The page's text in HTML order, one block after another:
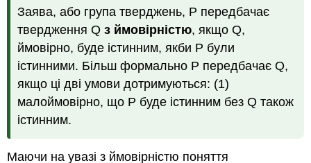
Заява, або група тверджень, P передбачає
твердження Qз ймовірністю, якщо Q,
ймовірно, буде істинним, якби P були
істинними. Більш формально P передбачає Q,
якщо ці дві умови дотримуються: (1)
малоймовірно, що P буде істинним без Q також
істинним.
Маючи на увазі з ймовірністю поняття